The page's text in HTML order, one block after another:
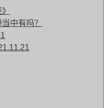
中有吗？